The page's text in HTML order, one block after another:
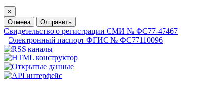
×
Отмена
Отправить
Свидетельство о регистрации СМИ № ФС77-47467
Электронный паспорт ФГИС № ФС77110096